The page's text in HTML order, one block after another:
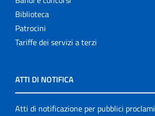
Biblioteca
Patrocini
Tariffe dei servizi a terzi
ATTI DI NOTIFICA
Atti di notificazione per pubblici proclami